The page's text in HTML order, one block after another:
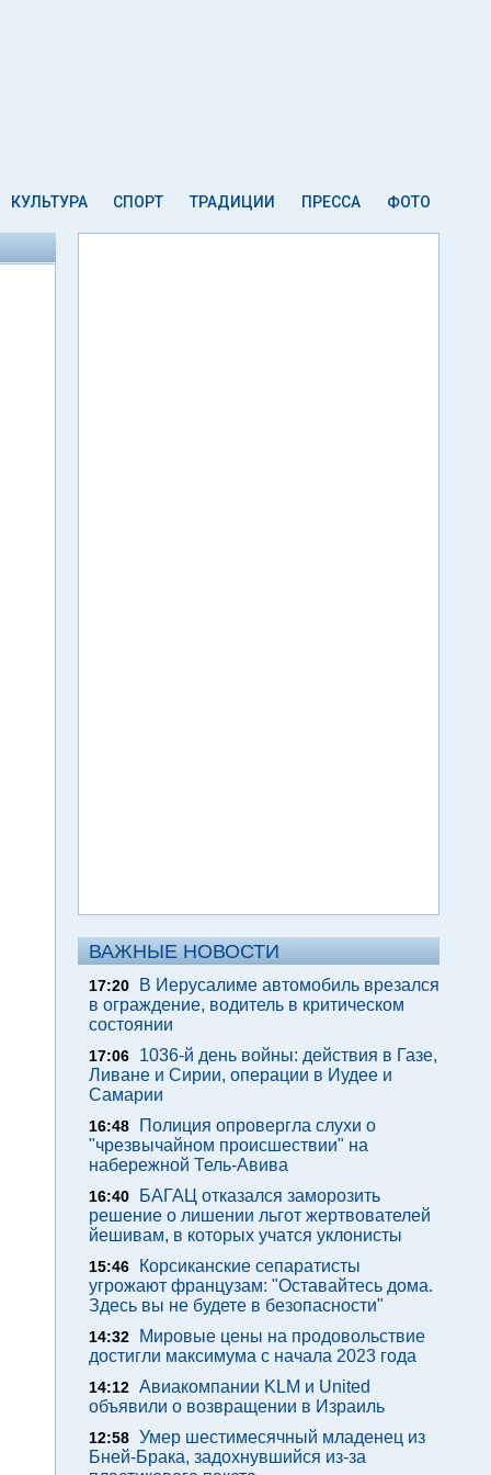
КУЛЬТУРА СПОРТ ТРАДИЦИИ ПРЕССА ФОТО
ВАЖНЫЕ НОВОСТИ
17:20
В Иерусалиме автомобиль врезался
в ограждение, водитель в критическом
состоянии
17:06
1036-й день войны: действия в Газе,
Ливане и Сирии, операции в Иудее и
Самарии
16:48
Полиция опровергла слухи о
"чрезвычайном происшествии" на
набережной Тель-Авива
16:40
БАГАЦ отказался заморозить
решение о лишении льгот жертвователей
йешивам, в которых учатся уклонисты
15:46
Корсиканские сепаратисты
угрожают французам: "Оставайтесь дома.
Здесь вы не будете в безопасности"
14:32
Мировые цены на продовольствие
достигли максимума с начала 2023 года
14:12 Авиакомпании KLM и United
объявили о возвращении в Израиль
12:58 Умер шестимесячный младенец из
Бней-Брака, задохнувшийся из-за